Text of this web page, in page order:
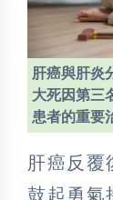
肝癌與肝炎
大死因第三
患者的重要
肝癌反覆
鼓起勇氣